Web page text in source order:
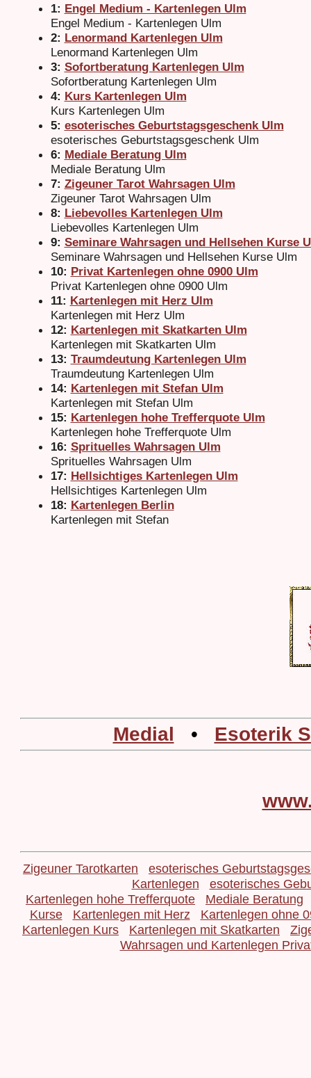
1: Engel Medium - Kartenlegen Ulm
Engel Medium - Kartenlegen Ulm
2: Lenormand Kartenlegen Ulm
Lenormand Kartenlegen Ulm
3: Sofortberatung Kartenlegen Ulm
Sofortberatung Kartenlegen Ulm
4: Kurs Kartenlegen Ulm
Kurs Kartenlegen Ulm
5: esoterisches Geburtstagsgeschenk Ulm
esoterisches Geburtstagsgeschenk Ulm
6: Mediale Beratung Ulm
Mediale Beratung Ulm
7: Zigeuner Tarot Wahrsagen Ulm
Zigeuner Tarot Wahrsagen Ulm
8: Liebevolles Kartenlegen Ulm
Liebevolles Kartenlegen Ulm
9: Seminare Wahrsagen und Hellsehen Kurse
Seminare Wahrsagen und Hellsehen Kurse Ulm
10: Privat Kartenlegen ohne 0900 Ulm
Privat Kartenlegen ohne 0900 Ulm
11: Kartenlegen mit Herz Ulm
Kartenlegen mit Herz Ulm
12: Kartenlegen mit Skatkarten Ulm
Kartenlegen mit Skatkarten Ulm
13: Traumdeutung Kartenlegen Ulm
Traumdeutung Kartenlegen Ulm
14: Kartenlegen mit Stefan Ulm
Kartenlegen mit Stefan Ulm
15: Kartenlegen hohe Trefferquote Ulm
Kartenlegen hohe Trefferquote Ulm
16: Sprituelles Wahrsagen Ulm
Sprituelles Wahrsagen Ulm
17: Hellsichtiges Kartenlegen Ulm
Hellsichtiges Kartenlegen Ulm
18: Kartenlegen Berlin
Kartenlegen mit Stefan
Medial • Esoterik
Zigeuner Tarotkarten
esoterisches
Kartenlegen
esoterisches
Kartenlegen hohe Trefferquote
Mediale Beratung
Kurse
Kartenlegen mit Herz
Kartenlegen ohne
Kartenlegen Kurs
Kartenlegen mit Skatkarten
Wahrsagen und Kartenlegen